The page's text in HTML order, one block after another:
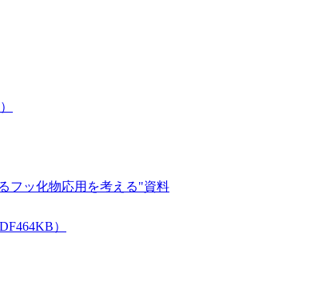
フッ化物応用を考える"資料
）